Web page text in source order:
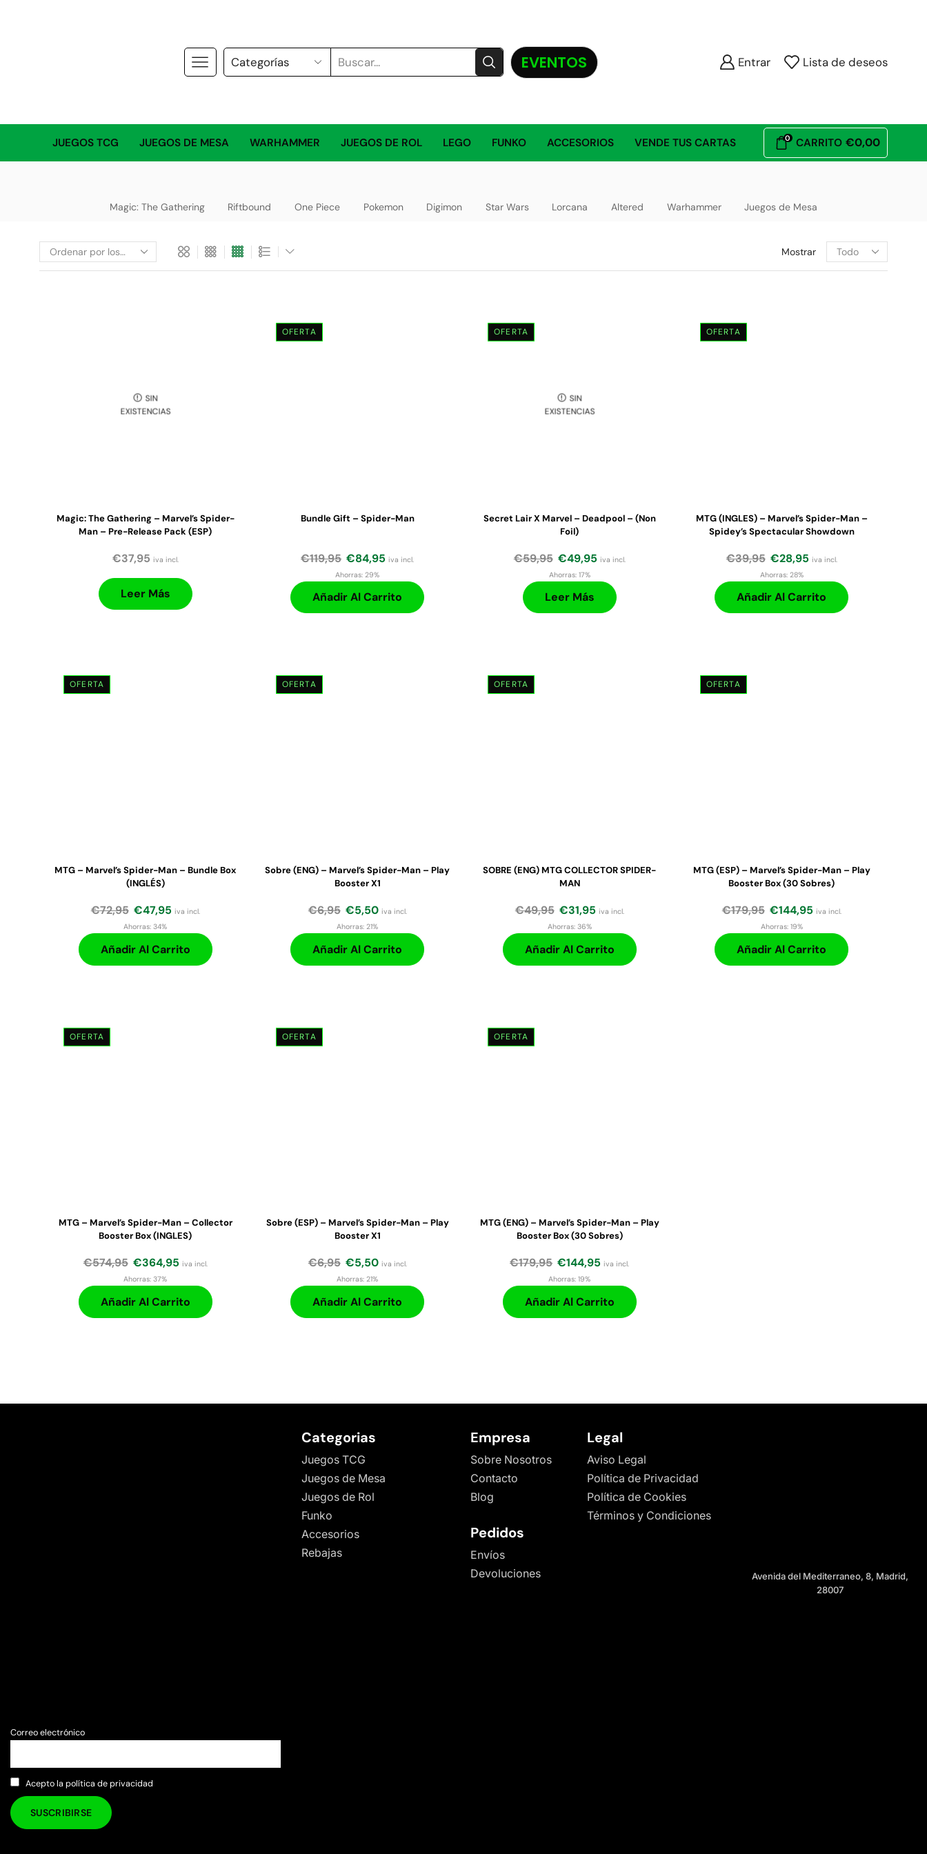
EVENTOS Entrar Lista de deseos
JUEGOS TCG JUEGOS DE MESA WARHAMMER JUEGOS DE ROL LEGO FUNKO ACCESORIOS VENDE TUS CARTAS 0 CARRITO €0,00
Magic: The Gathering Riftbound One Piece Pokemon Digimon Star Wars Lorcana Altered Warhammer Juegos de Mesa
Mostrar
SIN
EXISTENCIAS
Magic: The Gathering – Marvel’s Spider-
Man – Pre-Release Pack (ESP)
€37,95 iva incl.
Leer Más
OFERTA
Bundle Gift – Spider-Man
€119,95 €84,95 iva incl.
Ahorras: 29%
Añadir Al Carrito
OFERTA
SIN
EXISTENCIAS
Secret Lair X Marvel – Deadpool – (Non
Foil)
€59,95 €49,95 iva incl.
Ahorras:17%
Leer Más
OFERTA
MTG (INGLES) – Marvel’s Spider-Man –
Spidey’s Spectacular Showdown
€39,95 €28,95 iva incl.
Ahorras:28%
Añadir Al Carrito
OFERTA
MTG – Marvel’s Spider-Man – Bundle Box
(INGLÉS)
€72,95 €47,95 iva incl.
Ahorras: 34%
Añadir Al Carrito
OFERTA
Sobre (ENG) – Marvel’s Spider-Man – Play
Booster X1
€6,95 €5,50 iva incl.
Ahorras: 21%
Añadir Al Carrito
OFERTA
SOBRE (ENG) MTG COLLECTOR SPIDER-
MAN
€49,95 €31,95 iva incl.
Ahorras:36%
Añadir Al Carrito
OFERTA
MTG (ESP) – Marvel’s Spider-Man – Play
Booster Box (30 Sobres)
€179,95 €144,95 iva incl.
Ahorras:19%
Añadir Al Carrito
OFERTA
MTG – Marvel’s Spider-Man – Collector
Booster Box (INGLES)
€574,95 €364,95 iva incl.
Ahorras: 37%
Añadir Al Carrito
OFERTA
Sobre (ESP) – Marvel’s Spider-Man – Play
Booster X1
€6,95 €5,50 iva incl.
Ahorras: 21%
Añadir Al Carrito
OFERTA
MTG (ENG) – Marvel’s Spider-Man – Play
Booster Box (30 Sobres)
€179,95 €144,95 iva incl.
Ahorras: 19%
Añadir Al Carrito
Correo electrónico
Acepto la política de privacidad
Categorias
Juegos TCG
Juegos de Mesa
Juegos de Rol
Funko
Accesorios
Rebajas
Empresa
Sobre Nosotros
Contacto
Blog
Pedidos
Envíos
Devoluciones
Legal
Aviso Legal
Política de Privacidad
Política de Cookies
Términos y Condiciones
Avenida del Mediterraneo, 8, Madrid,
28007